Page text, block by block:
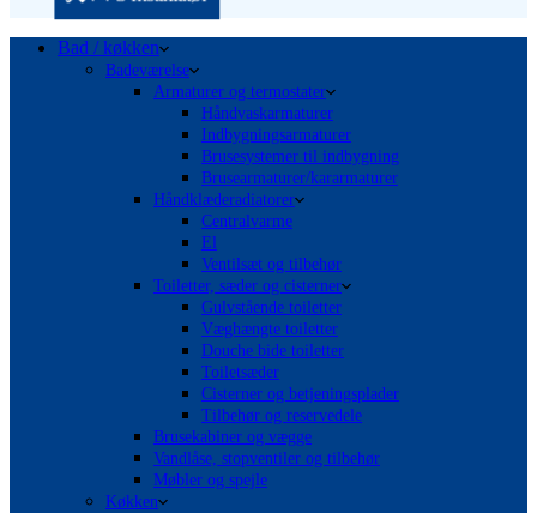
Bad / køkken
Badeværelse
Armaturer og termostater
Håndvaskarmaturer
Indbygningsarmaturer
Brusesystemer til indbygning
Brusearmaturer/kararmaturer
Håndklæderadiatorer
Centralvarme
El
Ventilsæt og tilbehør
Toiletter, sæder og cisterner
Gulvstående toiletter
Væghængte toiletter
Douche bide toiletter
Toiletsæder
Cisterner og betjeningsplader
Tilbehør og reservedele
Brusekabiner og vægge
Vandlåse, stopventiler og tilbehør
Møbler og spejle
Køkken